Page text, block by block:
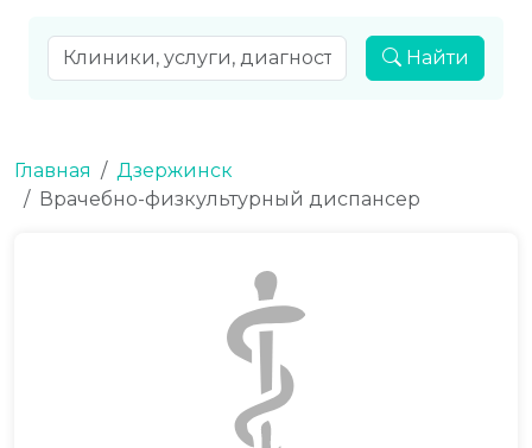
Найти
Главная
Дзержинск
Врачебно-физкультурный диспансер